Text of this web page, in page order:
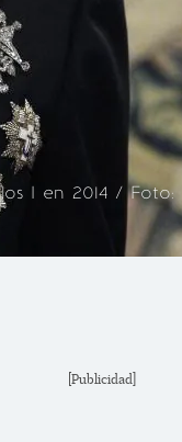
I en 2014 / Foto:
[Publicidad]